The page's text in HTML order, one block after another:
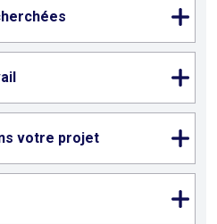
votre projet